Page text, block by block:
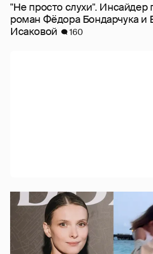
"Не просто слухи". Инсайдер
роман Фёдора Бондарчука и
Исаковой
160
Светлана Иванова отдыхает
Джаника Файзиева на